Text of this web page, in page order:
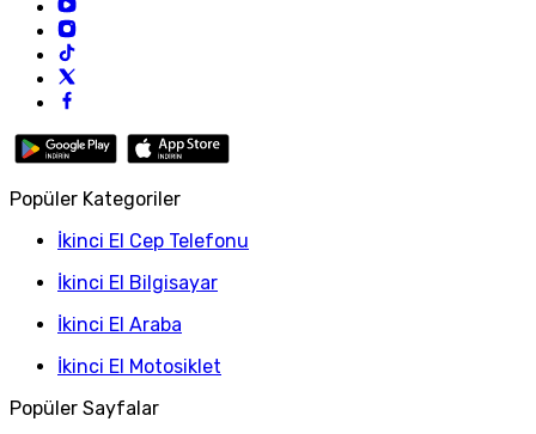
Popüler Kategoriler
İkinci El Cep Telefonu
İkinci El Bilgisayar
İkinci El Araba
İkinci El Motosiklet
Popüler Sayfalar